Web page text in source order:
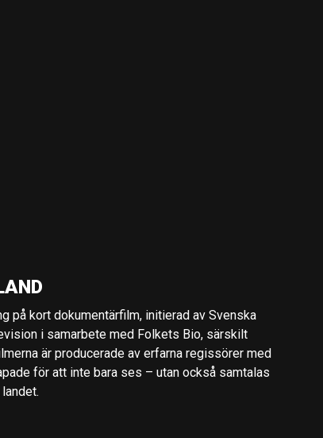
på kort dokumentärfilm, initierad av Svenska
i samarbete med Folkets Bio, särskilt
är producerade av erfarna regissörer med
för att inte bara ses – utan också samtalas